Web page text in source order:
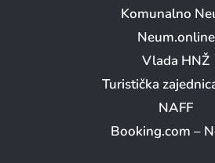
Komunalno
Neum.online
Vlada HNŽ
Turistička
NAFF
Booking.com –